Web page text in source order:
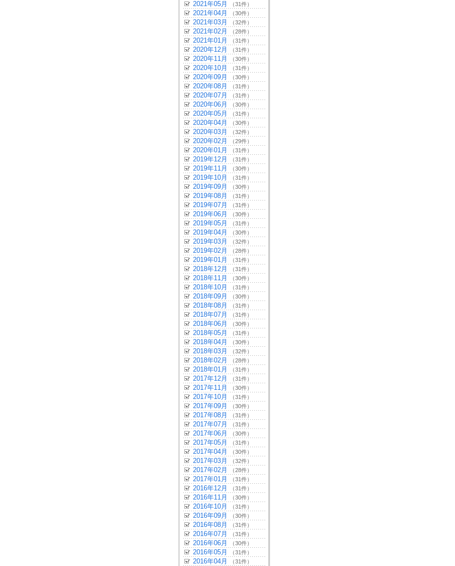
2021年05月 （31件）
2021年04月 （30件）
2021年03月 （32件）
2021年02月 （28件）
2021年01月 （31件）
2020年12月 （31件）
2020年11月 （30件）
2020年10月 （31件）
2020年09月 （30件）
2020年08月 （31件）
2020年07月 （31件）
2020年06月 （30件）
2020年05月 （31件）
2020年04月 （30件）
2020年03月 （32件）
2020年02月 （29件）
2020年01月 （31件）
2019年12月 （31件）
2019年11月 （30件）
2019年10月 （31件）
2019年09月 （30件）
2019年08月 （31件）
2019年07月 （31件）
2019年06月 （30件）
2019年05月 （31件）
2019年04月 （30件）
2019年03月 （32件）
2019年02月 （28件）
2019年01月 （31件）
2018年12月 （31件）
2018年11月 （30件）
2018年10月 （31件）
2018年09月 （30件）
2018年08月 （31件）
2018年07月 （31件）
2018年06月 （30件）
2018年05月 （31件）
2018年04月 （30件）
2018年03月 （32件）
2018年02月 （28件）
2018年01月 （31件）
2017年12月 （31件）
2017年11月 （30件）
2017年10月 （31件）
2017年09月 （30件）
2017年08月 （31件）
2017年07月 （31件）
2017年06月 （30件）
2017年05月 （31件）
2017年04月 （30件）
2017年03月 （32件）
2017年02月 （28件）
2017年01月 （31件）
2016年12月 （31件）
2016年11月 （30件）
2016年10月 （31件）
2016年09月 （30件）
2016年08月 （31件）
2016年07月 （31件）
2016年06月 （30件）
2016年05月 （31件）
2016年04月 （31件）